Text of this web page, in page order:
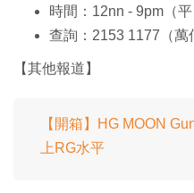
時間：12nn - 9pm（
查詢：2153 1177（萬
【其他報道】
【開箱】HG MOON
上RG水平